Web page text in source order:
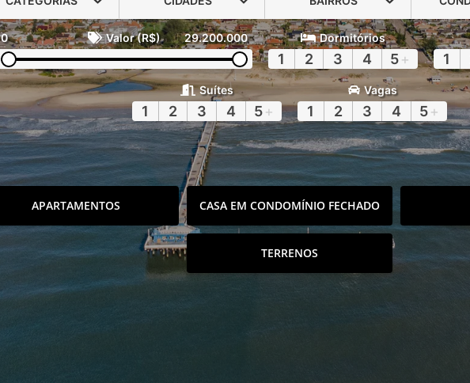
0 Valor (R$) 29.200.000 Dormitórios
1 2 3 4 5+ 1
Suítes
1 2 3 4 5+
Vagas
1 2 3 4 5+
APARTAMENTOS CASA EM CONDOMÍNIO FECHADO
TERRENOS